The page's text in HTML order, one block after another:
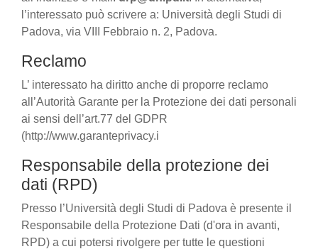
l’interessato può scrivere a: Università degli Studi di
Padova, via VIII Febbraio n. 2, Padova.
Reclamo
L’ interessato ha diritto anche di proporre reclamo
all’Autorità Garante per la Protezione dei dati personali
ai sensi dell’art.77 del GDPR
(http://www.garanteprivacy.i
Responsabile della protezione dei
dati (RPD)
Presso l’Università degli Studi di Padova è presente il
Responsabile della Protezione Dati (d'ora in avanti,
RPD) a cui potersi rivolgere per tutte le questioni